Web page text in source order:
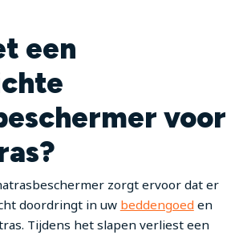
een
voor
zorgt ervoor dat er
doordringt in uw beddengoed en
Tijdens het slapen verliest een